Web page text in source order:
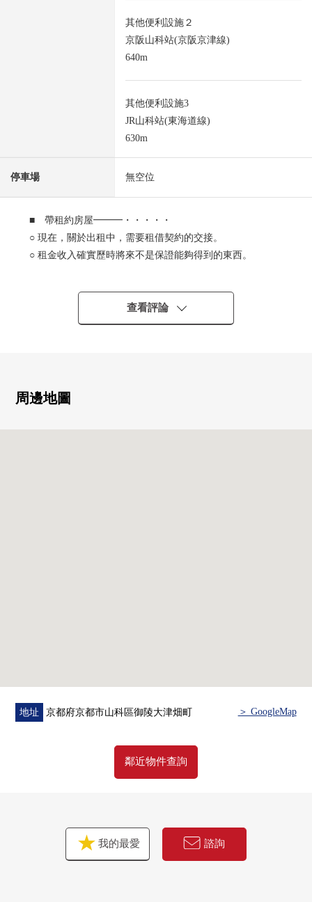
其他便利設施２
京阪山科站(京阪京津線)
640m
其他便利設施3
JR山科站(東海道線)
630m
停車場 無空位
■ 帶租約房屋━━━・・・・・
○ 現在，關於出租中，需要租借契約的交接。
○ 租金收入確實歷時將來不是保證能夠得到的東西。
金)的比例是且尚未扣除所有需要維持該物件的課稅金和其
他支出費用算出。另外，不是保證租金的東西。
○ 京阪京津線"京阪山科"車站步行8分鐘
查看評論
周邊地圖
地址 京都府京都市山科區御陵大津畑町 ＞ GoogleMap
鄰近物件查詢
我的最愛 諮詢